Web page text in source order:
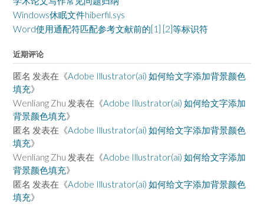
Windows休眠文件hiberfil.sys
Word使用通配符匹配参考文献前的[1] [2]等标识符
近期评论
匿名 发表在《Adobe Illustrator(ai) 如何给文字添加背景颜色
填充》
Wenliang Zhu 发表在《Adobe Illustrator(ai) 如何给文字添加
背景颜色填充》
匿名 发表在《Adobe Illustrator(ai) 如何给文字添加背景颜色
填充》
Wenliang Zhu 发表在《Adobe Illustrator(ai) 如何给文字添加
背景颜色填充》
匿名 发表在《Adobe Illustrator(ai) 如何给文字添加背景颜色
填充》